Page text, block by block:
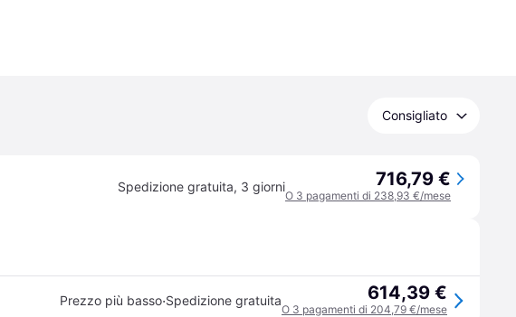
Consigliato
Spedizione gratuita, 3 giorni 716,79 €
O 3 pagamenti di 238,93 €/mese
Prezzo più basso·Spedizione gratuita 614,39 €
O 3 pagamenti di 204,79 €/mese